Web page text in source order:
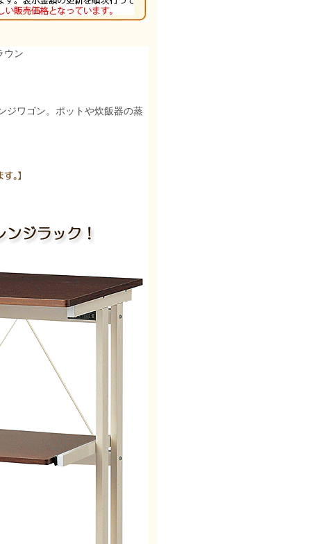
ウン
ジワゴン。ポットや炊飯器の蒸